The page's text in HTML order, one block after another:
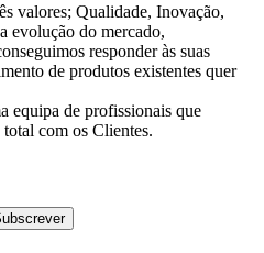
valores; Qualidade, Inovação,
evolução do mercado,
responder às suas
de produtos existentes quer
equipa de profissionais que
total com os Clientes.